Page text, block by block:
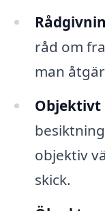
råd om
man
Objektivt
objektiv
skick.